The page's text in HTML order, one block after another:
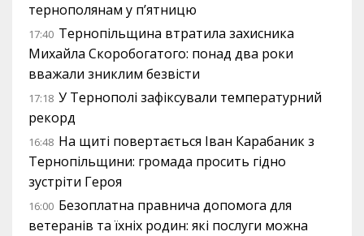
тернополянам у п’ятницю
17:40 Тернопільщина втратила захисника
Михайла Скоробогатого: понад два роки
вважали зниклим безвісти
17:18 У Тернополі зафіксували температурний
рекорд
16:48 На щиті повертається Іван Карабаник з
Тернопільщини: громада просить гідно
зустріти Героя
16:00 Безоплатна правнича допомога для
ветеранів та їхніх родин: які послуги можна